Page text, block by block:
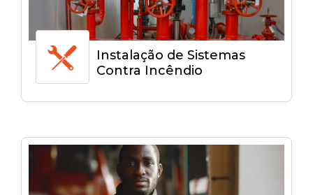
Instalação de Sistemas
Contra Incêndio